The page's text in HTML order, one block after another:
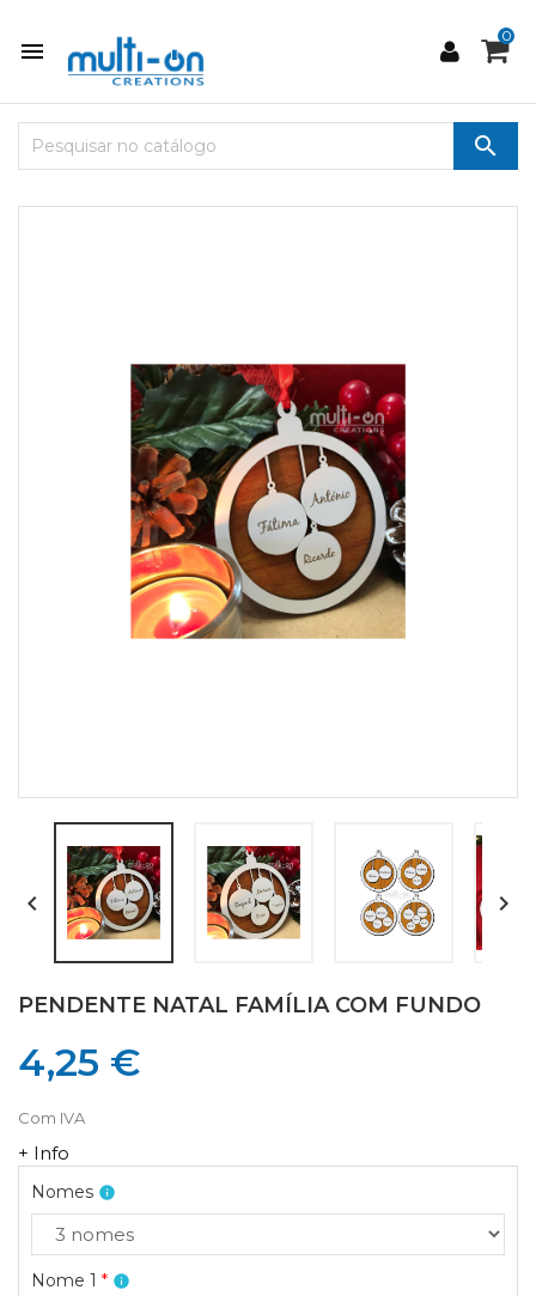

0

 
PENDENTE NATAL FAMÍLIA COM FUNDO
4,25 €
Com IVA
+ Info
Nomes info
Nome 1 * info